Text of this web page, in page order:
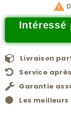

Intéressé
Livraison
Service
Garantie
Les